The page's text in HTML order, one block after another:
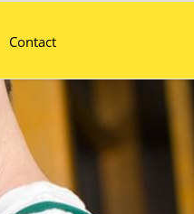
Contact